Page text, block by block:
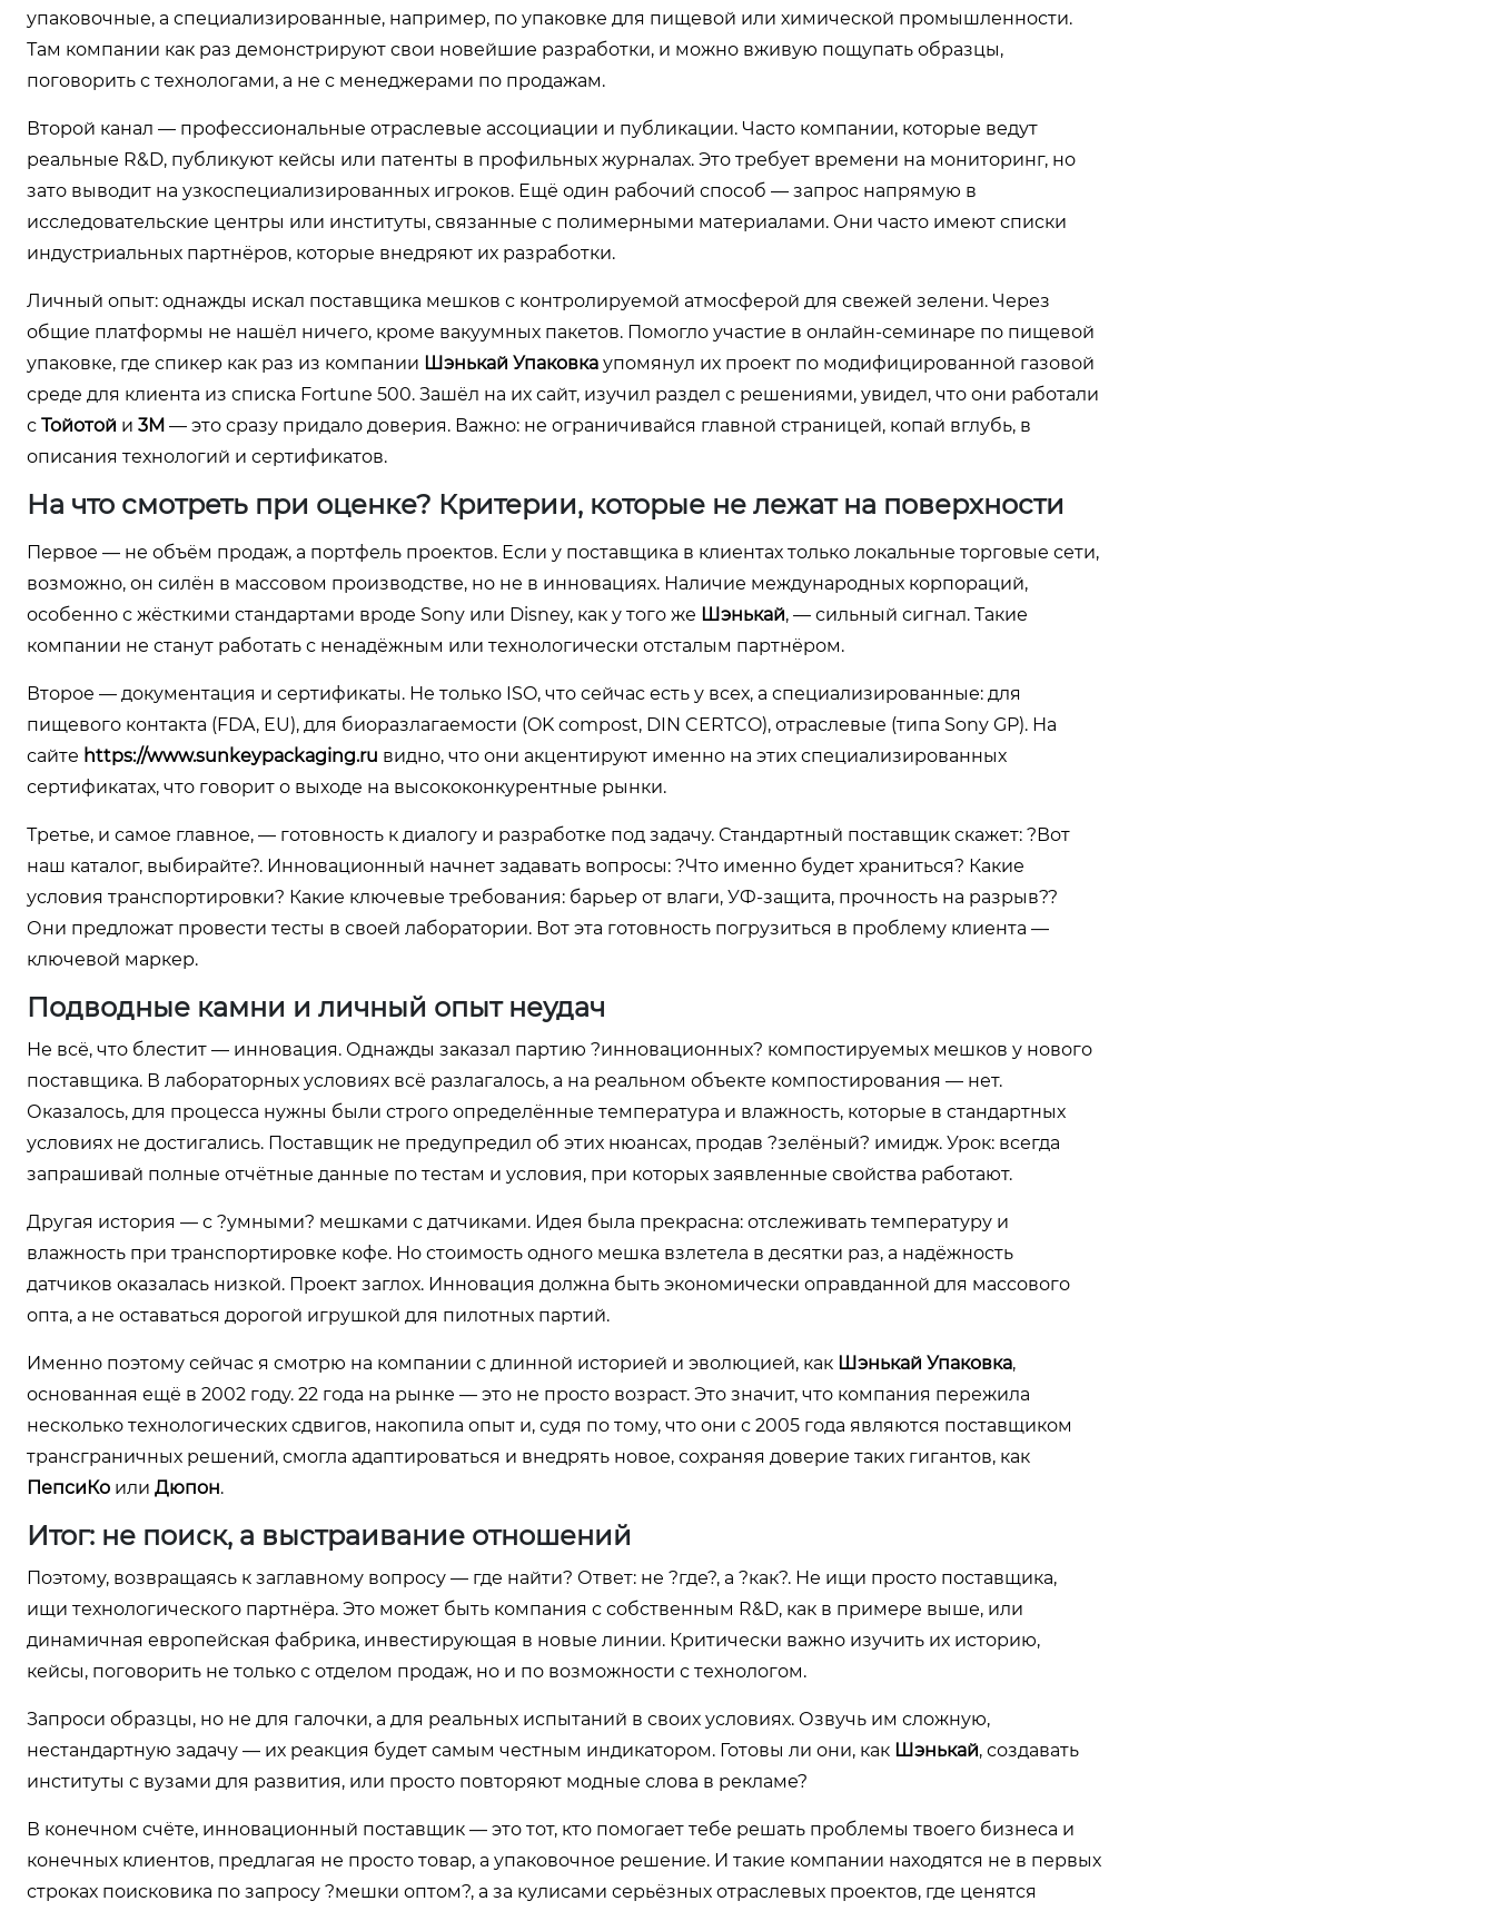
упаковочные, а специализированные, например, по упаковке для пищевой или химической промышленности.
Там компании как раз демонстрируют свои новейшие разработки, и можно вживую пощупать образцы,
поговорить с технологами, а не с менеджерами по продажам.
Второй канал — профессиональные отраслевые ассоциации и публикации. Часто компании, которые ведут
реальные R&D, публикуют кейсы или патенты в профильных журналах. Это требует времени на мониторинг, но
зато выводит на узкоспециализированных игроков. Ещё один рабочий способ — запрос напрямую в
исследовательские центры или институты, связанные с полимерными материалами. Они часто имеют списки
индустриальных партнёров, которые внедряют их разработки.
Личный опыт: однажды искал поставщика мешков с контролируемой атмосферой для свежей зелени. Через
общие платформы не нашёл ничего, кроме вакуумных пакетов. Помогло участие в онлайн-семинаре по пищевой
упаковке, где спикер как раз из компании Шэнькай Упаковка упомянул их проект по модифицированной газовой
среде для клиента из списка Fortune 500. Зашёл на их сайт, изучил раздел с решениями, увидел, что они работали
с Тойотой и 3М — это сразу придало доверия. Важно: не ограничивайся главной страницей, копай вглубь, в
описания технологий и сертификатов.
На что смотреть при оценке? Критерии, которые не лежат на поверхности
Первое — не объём продаж, а портфель проектов. Если у поставщика в клиентах только локальные торговые сети,
возможно, он силён в массовом производстве, но не в инновациях. Наличие международных корпораций,
особенно с жёсткими стандартами вроде Sony или Disney, как у того же Шэнькай, — сильный сигнал. Такие
компании не станут работать с ненадёжным или технологически отсталым партнёром.
Второе — документация и сертификаты. Не только ISO, что сейчас есть у всех, а специализированные: для
пищевого контакта (FDA, EU), для биоразлагаемости (OK compost, DIN CERTCO), отраслевые (типа Sony GP). На
сайте https://www.sunkeypackaging.ru видно, что они акцентируют именно на этих специализированных
сертификатах, что говорит о выходе на высококонкурентные рынки.
Третье, и самое главное, — готовность к диалогу и разработке под задачу. Стандартный поставщик скажет: ?Вот
наш каталог, выбирайте?. Инновационный начнет задавать вопросы: ?Что именно будет храниться? Какие
условия транспортировки? Какие ключевые требования: барьер от влаги, УФ-защита, прочность на разрыв??
Они предложат провести тесты в своей лаборатории. Вот эта готовность погрузиться в проблему клиента —
ключевой маркер.
Подводные камни и личный опыт неудач
Не всё, что блестит — инновация. Однажды заказал партию ?инновационных? компостируемых мешков у нового
поставщика. В лабораторных условиях всё разлагалось, а на реальном объекте компостирования — нет.
Оказалось, для процесса нужны были строго определённые температура и влажность, которые в стандартных
условиях не достигались. Поставщик не предупредил об этих нюансах, продав ?зелёный? имидж. Урок: всегда
запрашивай полные отчётные данные по тестам и условия, при которых заявленные свойства работают.
Другая история — с ?умными? мешками с датчиками. Идея была прекрасна: отслеживать температуру и
влажность при транспортировке кофе. Но стоимость одного мешка взлетела в десятки раз, а надёжность
датчиков оказалась низкой. Проект заглох. Инновация должна быть экономически оправданной для массового
опта, а не оставаться дорогой игрушкой для пилотных партий.
Именно поэтому сейчас я смотрю на компании с длинной историей и эволюцией, как Шэнькай Упаковка,
основанная ещё в 2002 году. 22 года на рынке — это не просто возраст. Это значит, что компания пережила
несколько технологических сдвигов, накопила опыт и, судя по тому, что они с 2005 года являются поставщиком
трансграничных решений, смогла адаптироваться и внедрять новое, сохраняя доверие таких гигантов, как
ПепсиКо или Дюпон.
Итог: не поиск, а выстраивание отношений
Поэтому, возвращаясь к заглавному вопросу — где найти? Ответ: не ?где?, а ?как?. Не ищи просто поставщика,
ищи технологического партнёра. Это может быть компания с собственным R&D, как в примере выше, или
динамичная европейская фабрика, инвестирующая в новые линии. Критически важно изучить их историю,
кейсы, поговорить не только с отделом продаж, но и по возможности с технологом.
Запроси образцы, но не для галочки, а для реальных испытаний в своих условиях. Озвучь им сложную,
нестандартную задачу — их реакция будет самым честным индикатором. Готовы ли они, как Шэнькай, создавать
институты с вузами для развития, или просто повторяют модные слова в рекламе?
В конечном счёте, инновационный поставщик — это тот, кто помогает тебе решать проблемы твоего бизнеса и
конечных клиентов, предлагая не просто товар, а упаковочное решение. И такие компании находятся не в первых
строках поисковика по запросу ?мешки оптом?, а за кулисами серьёзных отраслевых проектов, где ценятся